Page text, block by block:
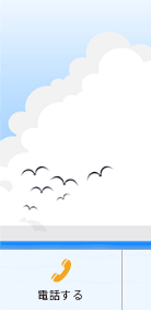
談話室・ゆ
トイレ、ド
ます。
2から3名で
り、エアコ
館内には、
ります。
セキュリティ
るエントラ
の少ない時
伝わってく
ました。 毎
条件
●技能教習/卒
●技能検定/卒
※女性のMTご
<別途料金>
仮免許試験料
仮免許証交付
宿泊・食事（
しプランは昼食
※最短卒業予
26歳以上の方
<別途料金>
仮免許証交付
※MT車はお問
す。教習コ
万全！ お部
となります
接コーナー
風呂は、足
ームが1階
食とも校舎
楽しみいた
設定されてい
25歳までの方
●技能教習/卒
●技能検定/卒
<別途料金>
仮免許試験料
仮免許証交付
電話する